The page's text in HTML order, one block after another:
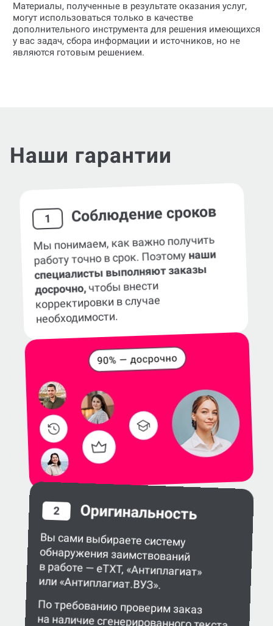
Материалы, полученные в результате оказания услуг,
могут использоваться только в качестве
дополнительного инструмента для решения имеющихся
у вас задач, сбора информации и источников, но не
являются готовым решением.
Наши гарантии
1 Соблюдение сроков
Мы понимаем, как важно получить
работу точно в срок. Поэтому наши
специалисты выполняют заказы
досрочно,чтобы внести
корректировки в случае
необходимости.
2 Оригинальность
Вы сами выбираете систему
обнаружения заимствований
в работе — eTXT, «Антиплагиат»
или «Антиплагиат.ВУЗ».
По требованию проверим заказ
на наличие сгенерированного текста